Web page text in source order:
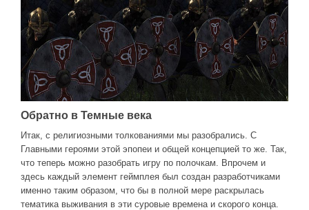
Обратно в Темные века
Итак, с религиозными толкованиями мы разобрались. С
Главными героями этой эпопеи и общей концепцией то же. Так,
что теперь можно разобрать игру по полочкам. Впрочем и
здесь каждый элемент геймплея был создан разработчиками
именно таким образом, что бы в полной мере раскрылась
тематика выживания в эти суровые времена и скорого конца.